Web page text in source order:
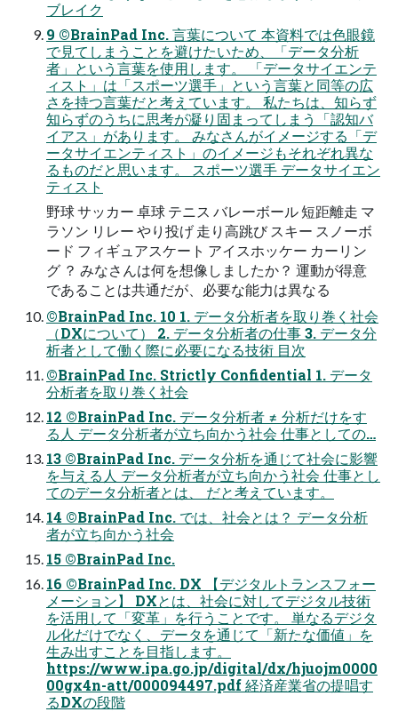
ブレイク
9 ©BrainPad Inc. 言葉について 本資料では色眼鏡
で見てしまうことを避けたいため、「データ分析
者」という言葉を使用します。 「データサイエンテ
ィスト」は「スポーツ選手」という言葉と同等の広
さを持つ言葉だと考えています。 私たちは、知らず
知らずのうちに思考が凝り固まってしまう「認知バ
イアス」があります。 みなさんがイメージする「デ
ータサイエンティスト」のイメージもそれぞれ異な
るものだと思います。 スポーツ選手 データサイエン
ティスト
野球 サッカー 卓球 テニス バレーボール 短距離走 マ
ラソン リレー やり投げ 走り高跳び スキー スノーボ
ード フィギュアスケート アイスホッケー カーリン
グ ？ みなさんは何を想像しましたか？ 運動が得意
であることは共通だが、必要な能力は異なる
©BrainPad Inc. 10 1. データ分析者を取り巻く社会
（DXについて） 2. データ分析者の仕事 3. データ分
析者として働く際に必要になる技術 目次
©BrainPad Inc. Strictly Confidential 1. データ
分析者を取り巻く社会
12 ©BrainPad Inc. データ分析者 ≠ 分析だけをす
る人 データ分析者が立ち向かう社会 仕事としての…
13 ©BrainPad Inc. データ分析を通じて社会に影響
を与える人 データ分析者が立ち向かう社会 仕事とし
てのデータ分析者とは、 だと考えています。
14 ©BrainPad Inc. では、社会とは？ データ分析
者が立ち向かう社会
15 ©BrainPad Inc.
16 ©BrainPad Inc. DX 【デジタルトランスフォー
メーション】 DXとは、社会に対してデジタル技術
を活用して「変革」を行うことです。 単なるデジタ
ル化だけでなく、データを通じて「新たな価値」を
生み出すことを目指します。
https://www.ipa.go.jp/digital/dx/hjuojm0000
00gx4n-att/000094497.pdf 経済産業省の提唱す
るDXの段階